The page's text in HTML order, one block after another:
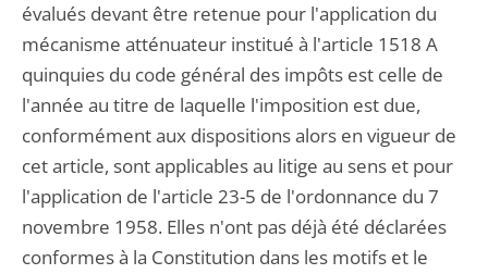
évalués devant être retenue pour l'application du
mécanisme atténuateur institué à l'article 1518 A
quinquies du code général des impôts est celle de
l'année au titre de laquelle l'imposition est due,
conformément aux dispositions alors en vigueur de
cet article, sont applicables au litige au sens et pour
l'application de l'article 23-5 de l'ordonnance du 7
novembre 1958. Elles n'ont pas déjà été déclarées
conformes à la Constitution dans les motifs et le